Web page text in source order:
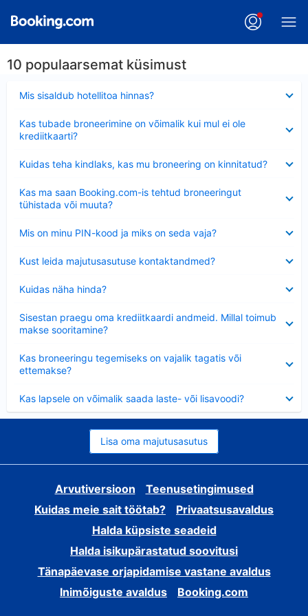
10 populaarsemat küsimust
Mis sisaldub hotellitoa hinnas?
Kas tubade broneerimine on võimalik kui mul ei ole
krediitkaarti?
Kuidas teha kindlaks, kas mu broneering on kinnitatud?
Kas ma saan Booking.com-is tehtud broneeringut
tühistada või muuta?
Mis on minu PIN-kood ja miks on seda vaja?
Kust leida majutusasutuse kontaktandmed?
Kuidas näha hinda?
Sisestan praegu oma krediitkaardi andmeid. Millal toimub
makse sooritamine?
Kas broneeringu tegemiseks on vajalik tagatis või
ettemakse?
Kas lapsele on võimalik saada laste- või lisavoodi?
Lisa oma majutusasutus
Arvutiversioon
Teenusetingimused
Kuidas meie sait töötab?
Privaatsusavaldus
Halda küpsiste seadeid
Halda isikupärastatud soovitusi
Tänapäevase orjapidamise vastane avaldus
Inimõiguste avaldus
Booking.com